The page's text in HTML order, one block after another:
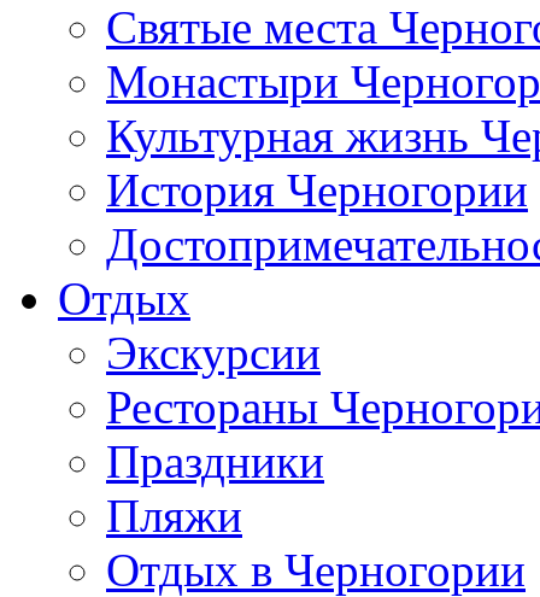
Святые места
Монастыри
Культурная жизнь
История Черногории
Отдых
Экскурсии
Рестораны
Праздники
Пляжи
Отдых в Черногории